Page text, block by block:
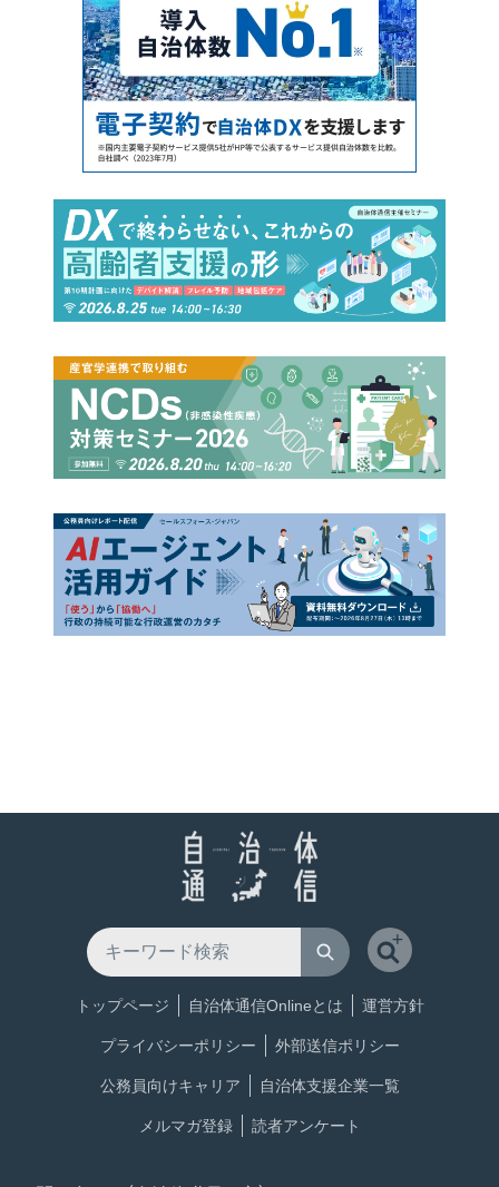
トップページ 自治体通信Onlineとは 運営方針
プライバシーポリシー 外部送信ポリシー
公務員向けキャリア 自治体支援企業一覧
メルマガ登録 読者アンケート